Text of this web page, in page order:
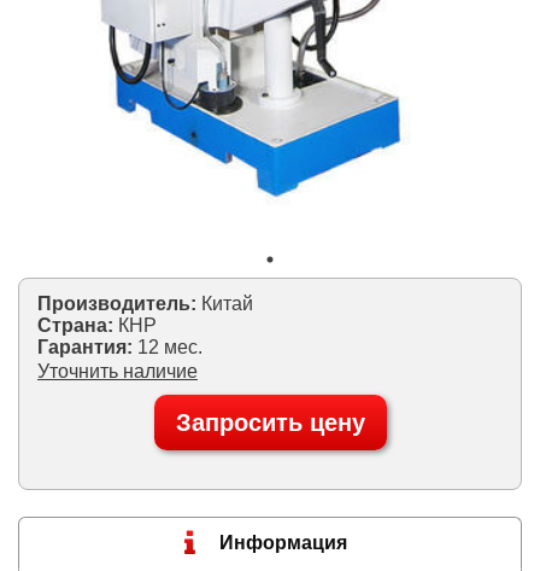
Производитель: Китай
Страна: КНР
Гарантия: 12 мес.
Уточнить наличие
Запросить цену
Информация